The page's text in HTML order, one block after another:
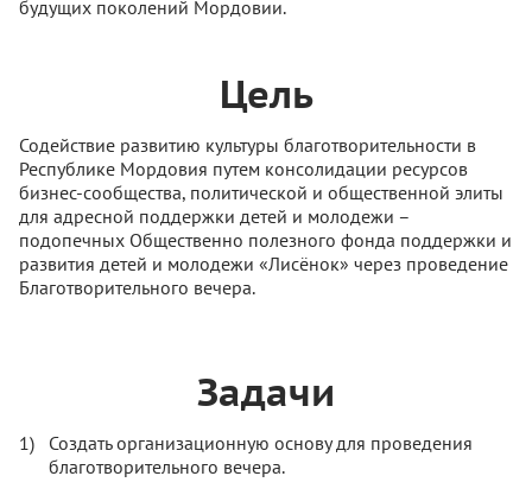
будущих поколений Мордовии.
Цель
Содействие развитию культуры благотворительности в
Республике Мордовия путем консолидации ресурсов
бизнес-сообщества, политической и общественной элиты
для адресной поддержки детей и молодежи –
подопечных Общественно полезного фонда поддержки и
развития детей и молодежи «Лисёнок» через проведение
Благотворительного вечера.
Задачи
Создать организационную основу для проведения
благотворительного вечера.